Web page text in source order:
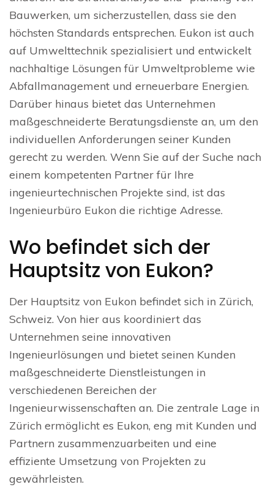
Bauwerken, um sicherzustellen, dass sie den
höchsten Standards entsprechen. Eukon ist auch
auf Umwelttechnik spezialisiert und entwickelt
nachhaltige Lösungen für Umweltprobleme wie
Abfallmanagement und erneuerbare Energien.
Darüber hinaus bietet das Unternehmen
maßgeschneiderte Beratungsdienste an, um den
individuellen Anforderungen seiner Kunden
gerecht zu werden. Wenn Sie auf der Suche nach
einem kompetenten Partner für Ihre
ingenieurtechnischen Projekte sind, ist das
Ingenieurbüro Eukon die richtige Adresse.
Wo befindet sich der
Hauptsitz von Eukon?
Der Hauptsitz von Eukon befindet sich in Zürich,
Schweiz. Von hier aus koordiniert das
Unternehmen seine innovativen
Ingenieurlösungen und bietet seinen Kunden
maßgeschneiderte Dienstleistungen in
verschiedenen Bereichen der
Ingenieurwissenschaften an. Die zentrale Lage in
Zürich ermöglicht es Eukon, eng mit Kunden und
Partnern zusammenzuarbeiten und eine
effiziente Umsetzung von Projekten zu
gewährleisten.